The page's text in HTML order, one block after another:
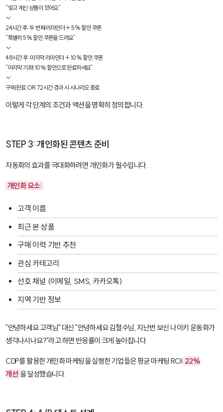
"잊고 계신 상품이 있어요"
↓
24시간 후: 두 번째 리마인더 + 5% 할인 쿠폰
"특별히 5% 할인 쿠폰을 드려요"
↓
48시간 후: 마지막 리마인더 + 10% 할인 쿠폰
"마지막 기회! 10% 할인으로 완료하세요"
↓
구매 완료 OR 72시간 경과 시 시나리오 종료
이렇게 각 단계의 조건과 액션을 명확히 정의합니다.
STEP 3: 개인화된 콘텐츠 준비
자동화의 효과를 극대화하려면 개인화가 필수입니다.
개인화 요소:
고객 이름
최근 본 상품
구매 이력 기반 추천
관심 카테고리
선호 채널 (이메일, SMS, 카카오톡)
지역 기반 정보
"안녕하세요 고객님" 대신 "안녕하세요 김철수님, 지난번 보신 나이키 운동화가
생각나시나요?"라고 하면 반응률이 크게 높아집니다.
CDP를 활용한 개인화 마케팅을 실행한 기업들은 평균 마케팅 ROI 22%
개선 을 달성했습니다.